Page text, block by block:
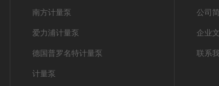
南方计量泵
爱力浦计量泵
德国普罗名特计量泵
计量泵
公司
企业
联系